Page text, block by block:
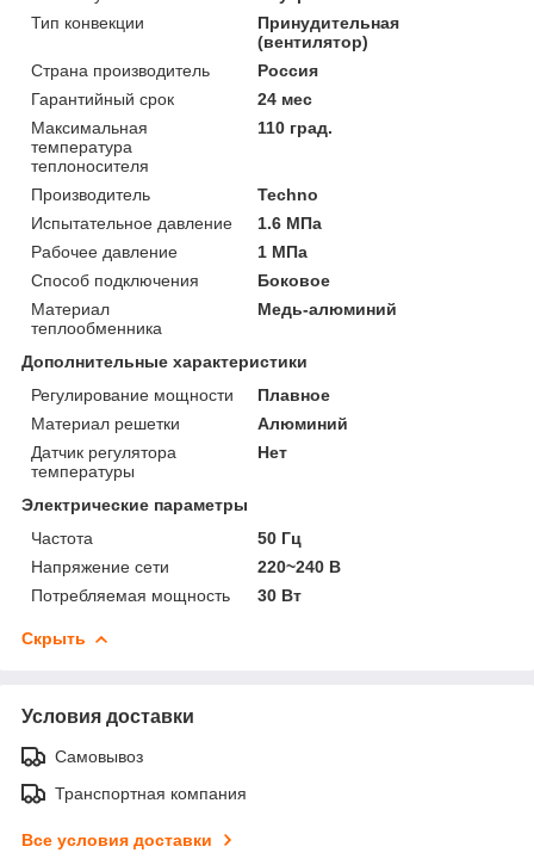
Тип конвекции
Принудительная
(вентилятор)
Страна производитель
Россия
Гарантийный срок
24 мес
Максимальная
температура
теплоносителя
110 град.
Производитель
Techno
Испытательное давление
1.6 МПа
Рабочее давление
1 МПа
Способ подключения
Боковое
Материал
теплообменника
Медь-алюминий
Дополнительные характеристики
Регулирование мощности
Плавное
Материал решетки
Алюминий
Датчик регулятора
температуры
Нет
Электрические параметры
Частота
50 Гц
Напряжение сети
220~240 В
Потребляемая мощность
30 Вт
Скрыть
Условия доставки
Самовывоз
Транспортная компания
Все условия доставки